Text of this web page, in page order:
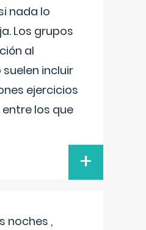
nada lo
Los grupos
al
incluir
ejercicios
los que
+
noches ,